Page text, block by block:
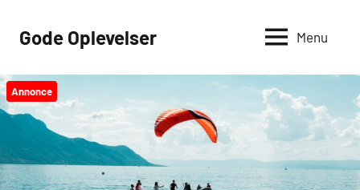
Gode Oplevelser Menu
Annonce